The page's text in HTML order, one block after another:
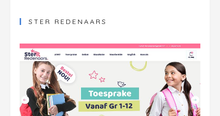
STER REDENAARS